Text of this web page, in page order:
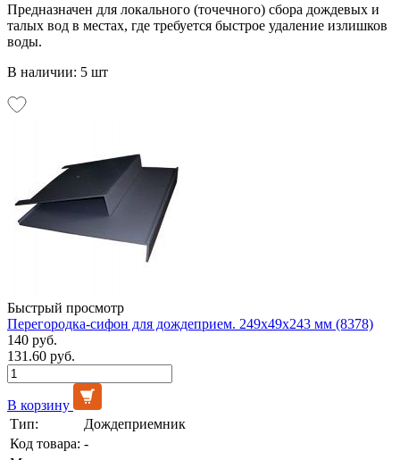
Предназначен для локального (точечного) сбора дождевых и
талых вод в местах, где требуется быстрое удаление излишков
воды.
В наличии: 5 шт
Быстрый просмотр
Перегородка-сифон для дождеприем. 249х49х243 мм (8378)
140 руб.
131.60 руб.
В корзину
Тип:
Дождеприемник
Код товара: -